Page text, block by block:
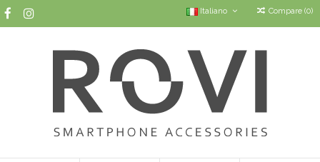
Italiano Compare (0)